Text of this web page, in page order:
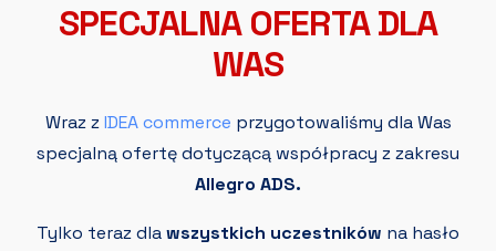
SPECJALNA OFERTA DLA
WAS
Wraz zIDEA commerce przygotowaliśmy dla Was
specjalną ofertę dotyczącą współpracy z zakresu
Allegro ADS.
Tylko teraz dlawszystkich uczestników na hasło